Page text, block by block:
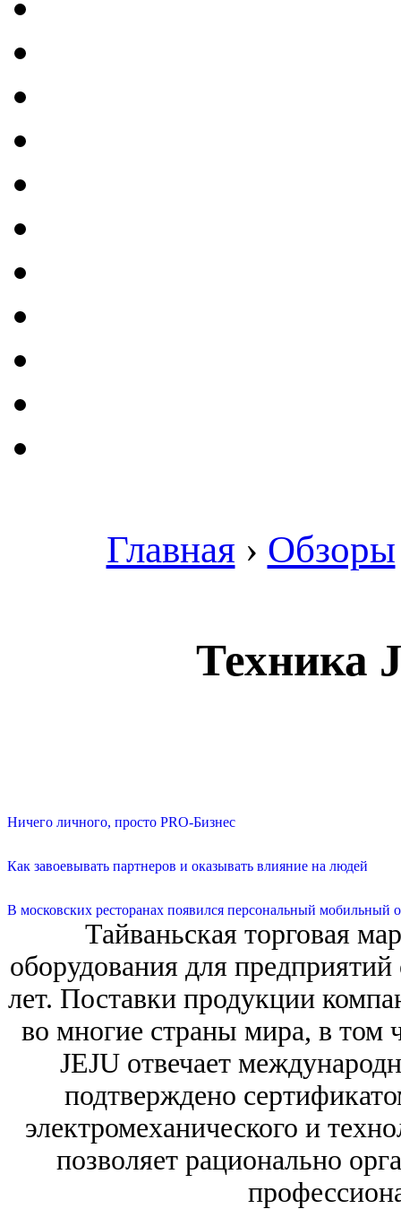
Главная › Обзоры
Техника
Ничего личного, просто PRO-Бизнес
Как завоевывать партнеров и оказывать влияние на людей
В московских ресторанах появился персональный мобильный
Тайваньская торговая
оборудования для
лет. Поставки продукции
во многие страны мира, в том
JEJU отвечает
подтверждено
электромеханического и
позволяет рационально